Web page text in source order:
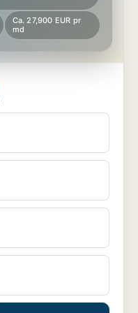
Ca. 27,900 EUR pr
md